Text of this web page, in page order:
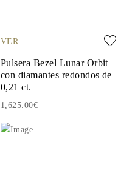
VER
Pulsera Bezel Lunar Orbit
con diamantes redondos de
0,21 ct.
1,625.00€